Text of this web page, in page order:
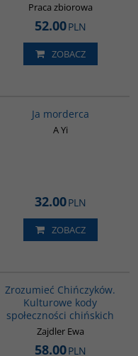
Praca zbiorowa
52.00PLN
ZOBACZ
Ja morderca
A Yi
32.00PLN
ZOBACZ
Zrozumieć Chińczyków.
Kulturowe kody
społeczności chińskich
Zajdler Ewa
58.00PLN